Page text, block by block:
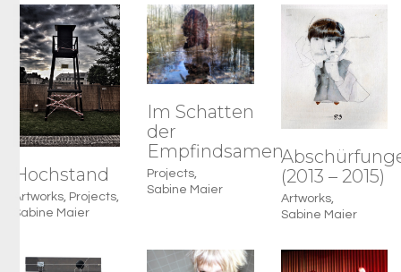
Hochstand
Artworks, Projects,
Sabine Maier
Im Schatten
der
Empfindsamen
Projects,
Sabine Maier
(2013 – 2015)
Artworks,
Sabine Maier